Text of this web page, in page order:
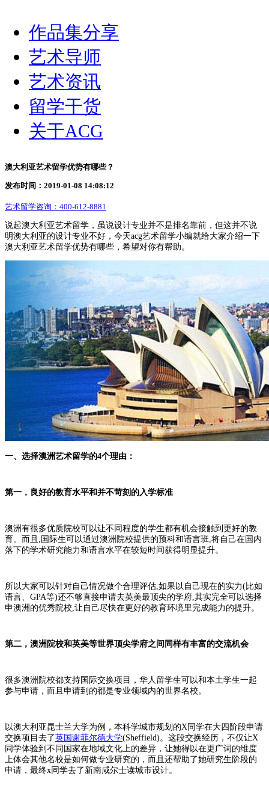
作品集分享
艺术导师
艺术资讯
留学干货
关于ACG
澳大利亚艺术留学优势有哪些？
发布时间：2019-01-08 14:08:12
艺术留学咨询： 400-612-8881
说起澳大利亚艺术留学，虽说设计专业并不是排名靠前，但这并不说
明澳大利亚的设计专业不好，今天acg艺术留学小编就给大家介绍一下
澳大利亚艺术留学优势有哪些，希望对你有帮助。
一、选择澳洲艺术留学的4个理由：
第一，良好的教育水平和并不苛刻的入学标准
澳洲有很多优质院校可以让不同程度的学生都有机会接触到更好的教
育。而且,国际生可以通过澳洲院校提供的预科和语言班,将自己在国内
落下的学术研究能力和语言水平在较短时间获得明显提升。
所以大家可以针对自己情况做个合理评估,如果以自己现在的实力(比如
语言、GPA等)还不够直接申请去英美最顶尖的学府,其实完全可以选择
申澳洲的优秀院校,让自己尽快在更好的教育环境里完成能力的提升。
第二，澳洲院校和英美等世界顶尖学府之间同样有丰富的交流机会
很多澳洲院校都支持国际交换项目，华人留学生可以和本土学生一起
参与申请，而且申请到的都是专业领域内的世界名校。
以澳大利亚昆士兰大学为例，本科学城市规划的X同学在大四阶段申请
交换项目去了英国谢菲尔德大学(Sheffield)。这段交换经历，不仅让X
同学体验到不同国家在地域文化上的差异，让她得以在更广词的维度
上体会其他名校是如何做专业研究的，而且还帮助了她研究生阶段的
申请，最终x同学去了新南咸尔士读城市设计。